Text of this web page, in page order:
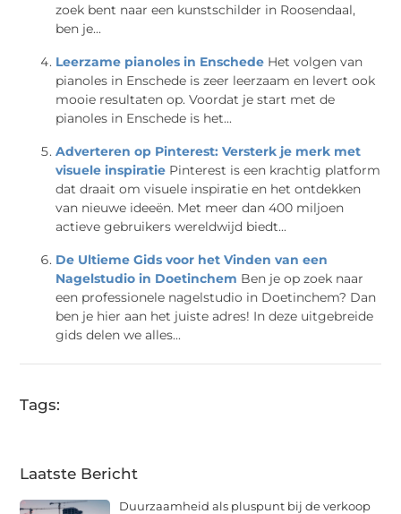
zoek bent naar een kunstschilder in Roosendaal,
ben je...
Leerzame pianoles in Enschede Het volgen van
pianoles in Enschede is zeer leerzaam en levert ook
mooie resultaten op. Voordat je start met de
pianoles in Enschede is het...
Adverteren op Pinterest: Versterk je merk met
visuele inspiratie Pinterest is een krachtig platform
dat draait om visuele inspiratie en het ontdekken
van nieuwe ideeën. Met meer dan 400 miljoen
actieve gebruikers wereldwijd biedt...
De Ultieme Gids voor het Vinden van een
Nagelstudio in Doetinchem Ben je op zoek naar
een professionele nagelstudio in Doetinchem? Dan
ben je hier aan het juiste adres! In deze uitgebreide
gids delen we alles...
Tags:
Laatste Bericht
Duurzaamheid als pluspunt bij de verkoop